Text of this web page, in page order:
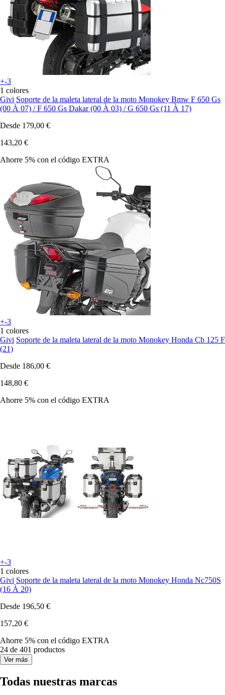
+-3
1 colores
Givi Soporte de la maleta lateral de la moto Monokey Bmw F 650 Gs
(00 À 07) / F 650 Gs Dakar (00 À 03) / G 650 Gs (11 À 17)
Desde 179,00 €
143,20 €
Ahorre 5% con el código EXTRA
+-3
1 colores
Givi Soporte de la maleta lateral de la moto Monokey Honda Cb 125 F
(21)
Desde 186,00 €
148,80 €
Ahorre 5% con el código EXTRA
+-3
1 colores
Givi Soporte de la maleta lateral de la moto Monokey Honda Nc750S
(16 À 20)
Desde 196,50 €
157,20 €
Ahorre 5% con el código EXTRA
24 de 401 productos
Ver más
Todas nuestras marcas